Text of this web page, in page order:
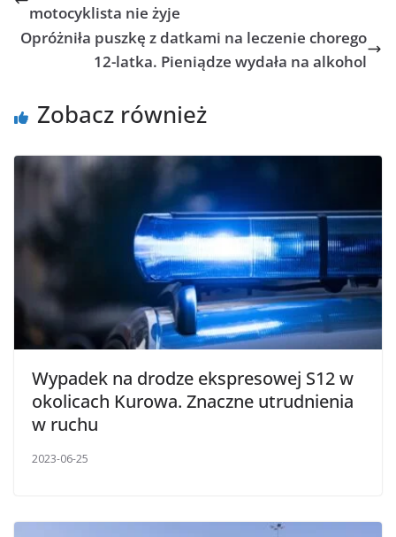
motocyklista nie żyje
Opróżniła puszkę z datkami na leczenie chorego
12-latka. Pieniądze wydała na alkohol
Zobacz również
Wypadek na drodze ekspresowej S12 w
okolicach Kurowa. Znaczne utrudnienia
w ruchu
2023-06-25